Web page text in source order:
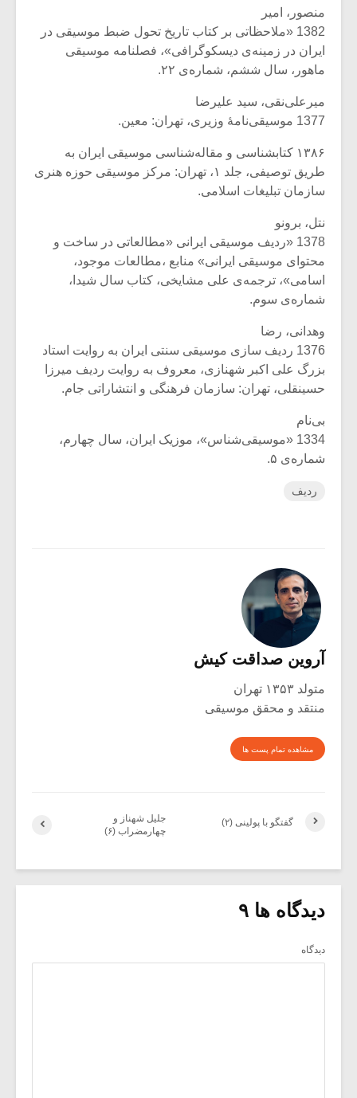
منصور، امیر
1382 «ملاحظاتی بر کتاب تاریخ تحول ضبط موسیقی در
ایران در زمینه‌ی دیسکوگرافی»، فصلنامه موسیقی
ماهور، سال ششم، شماره‌ی ۲۲.
میرعلی‌نقی، سید علیرضا
1377 موسیقی‌نامۀ وزیری، تهران: معین.
۱۳۸۶ کتابشناسی و مقاله‌شناسی موسیقی ایران به
طریق توصیفی، جلد ۱، تهران: مرکز موسیقی حوزه هنری
سازمان تبلیغات اسلامی.
نتل، برونو
1378 «ردیف موسیقی ایرانی «مطالعاتی در ساخت و
محتوای موسیقی ایرانی» منابع ،مطالعات موجود،
اسامی»، ترجمه‌ی علی مشایخی، کتاب سال شیدا،
شماره‌ی سوم.
وهدانی، رضا
1376 ردیف سازی موسیقی سنتی ایران به روایت استاد
بزرگ علی اکبر شهنازی، معروف به روایت ردیف میرزا
حسینقلی، تهران: سازمان فرهنگی و انتشاراتی جام.
بی‌نام
1334 «موسیقی‌شناس»، موزیک ایران، سال چهارم،
شماره‌ی ۵.
ردیف
آروین صداقت کیش
متولد ۱۳۵۳ تهران
منتقد و محقق موسیقی
مشاهده تمام پست ها
جلیل شهناز و
چهارمضراب (۶)
گفتگو با پولینی (۲)
دیدگاه ها ۹
دیدگاه